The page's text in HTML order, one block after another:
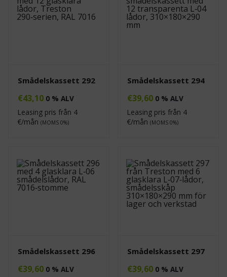
Smådelskassett 292
€43,10 0 % ALV
Leasing pris från 4
€/mån (MOMS 0%)
Smådelskassett 294
€39,60 0 % ALV
Leasing pris från 4
€/mån (MOMS 0%)
Smådelskassett 296
€39,60 0 % ALV
Smådelskassett 297
€39,60 0 % ALV